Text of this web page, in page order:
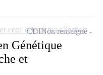
Génétique
et
CDINon renseigné
cette offre à ma sélection